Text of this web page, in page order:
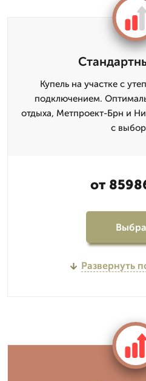
Купель на участке с
подключением.
отдыха, Метпроект-Брн и
с
от
Развернуть